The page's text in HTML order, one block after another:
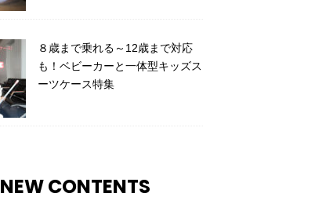
８歳まで乗れる～12歳まで対応
も！ベビーカーと一体型キッズス
ーツケース特集
NEW CONTENTS